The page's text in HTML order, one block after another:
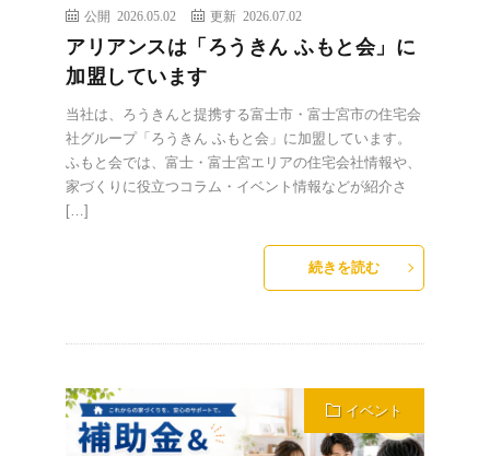
公開 2026.05.02 更新 2026.07.02
アリアンスは「ろうきん ふもと会」に
加盟しています
当社は、ろうきんと提携する富士市・富士宮市の住宅会
社グループ「ろうきん ふもと会」に加盟しています。
ふもと会では、富士・富士宮エリアの住宅会社情報や、
家づくりに役立つコラム・イベント情報などが紹介さ
[…]
続きを読む
イベント